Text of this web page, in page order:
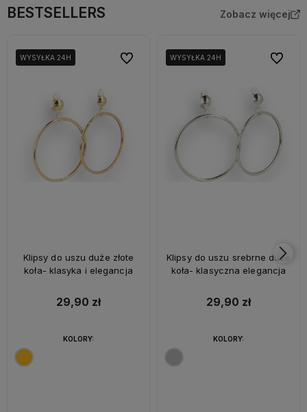
BESTSELLERS Zobacz więcej
WYSYŁKA 24H
WYSYŁKA 24H
Klipsy do uszu duże złote
koła- klasyka i elegancja
29,90 zł
KOLORY:
Do ulubionychWYSYŁKA 24H
WYSYŁKA 24H
Klipsy do uszu srebrne duże
koła- klasyczna elegancja
29,90 zł
KOLORY:
Do